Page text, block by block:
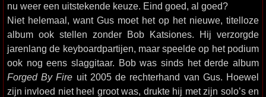
nu weer een uitstekende keuze. Eind goed, al goed?
Niet helemaal, want Gus moet het op het nieuwe, titelloze
album ook stellen zonder Bob Katsiones. Hij verzorgde
jarenlang de keyboardpartijen, maar speelde op het podium
ook nog eens slaggitaar. Bob was sinds het derde album
Forged By Fire uit 2005 de rechterhand van Gus. Hoewel
zijn invloed niet heel groot was, drukte hij met zijn solo’s en